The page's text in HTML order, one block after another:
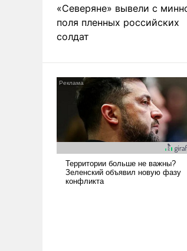
«Северяне» вывели с
поля пленных российских
солдат